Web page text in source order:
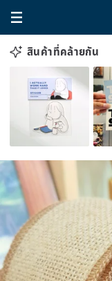
สินค้าที่คล้ายกัน